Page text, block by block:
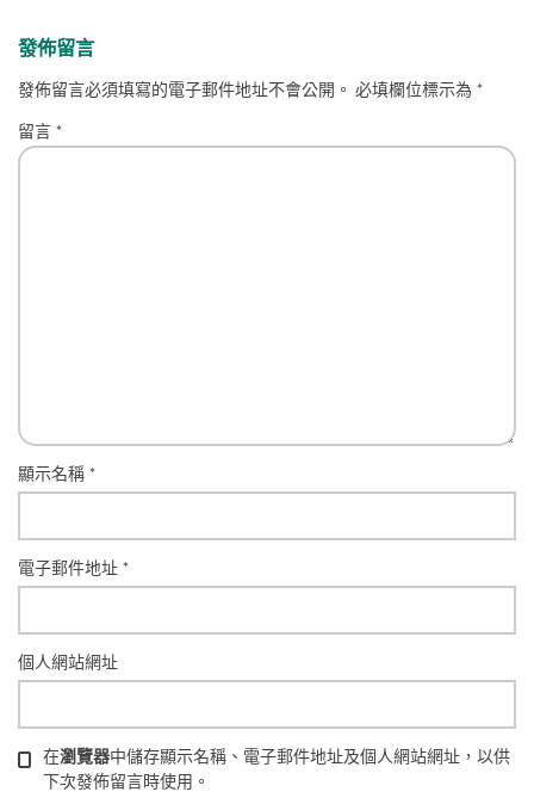
發佈留言
發佈留言必須填寫的電子郵件地址不會公開。 必填欄位標示為 *
留言 *
顯示名稱 *
電子郵件地址 *
個人網站網址
在瀏覽器中儲存顯示名稱、電子郵件地址及個人網站網址，以供
下次發佈留言時使用。